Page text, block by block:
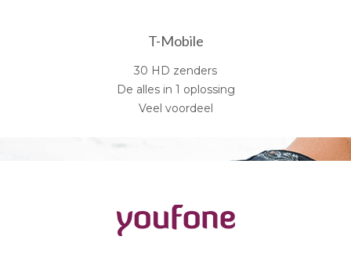
T-Mobile
30 HD zenders
De alles in 1 oplossing
Veel voordeel